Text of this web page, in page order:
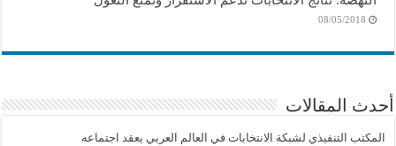
08/05/2018
أحدث المقالات
المكتب التنفيذي لشبكة الانتخابات في العالم العربي يعقد اجتماعه